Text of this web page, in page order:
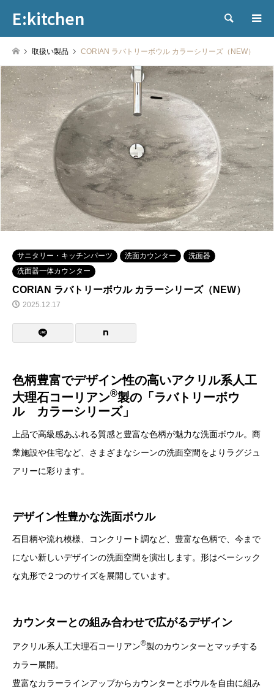
E:kitchen 検索
取扱い製品 CORIAN ラバトリーボウル カラーシリーズ（NEW）
サニタリー・キッチンパーツ 洗面カウンター
洗面器
洗面器一体カウンター
CORIAN ラバトリーボウル カラーシリーズ（NEW）
2025.12.17
色柄豊富でデザイン性の高いアクリル系人工
大理石コーリアン®製の「ラバトリーボウ
ル カラーシリーズ」
上品で高級感あふれる質感と豊富な色柄が魅力な洗面ボウル。商
業施設や住宅など、さまざまなシーンの洗面空間をよりラグジュ
アリーに彩ります。
デザイン性豊かな洗面ボウル
石目柄や流れ模様、コンクリート調など、豊富な色柄で、今まで
にない新しいデザインの洗面空間を演出します。形はベーシック
な丸形で２つのサイズを展開しています。
カウンターとの組み合わせで広がるデザイン
アクリル系人工大理石コーリアン®製のカウンターとマッチする
カラー展開。
豊富なカラーラインアップからカウンターとボウルを自由に組み